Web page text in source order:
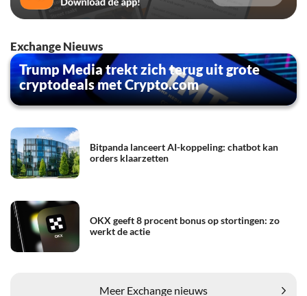
Exchange Nieuws
Trump Media trekt zich terug uit grote
cryptodeals met Crypto.com
Bitpanda lanceert AI-koppeling: chatbot kan
orders klaarzetten
OKX geeft 8 procent bonus op stortingen: zo
werkt de actie
Meer Exchange nieuws